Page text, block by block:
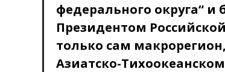
федерального округа“
Президентом
только сам
Азиатско-